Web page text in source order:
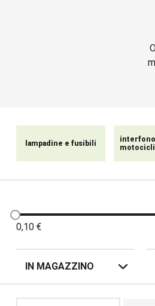
lampadine e fusibili
0,10 €
IN MAGAZZINO